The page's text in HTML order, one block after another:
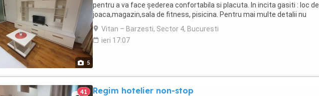
5
pentru a va face șederea confortabila si placuta. In incita gasiti : loc de
joaca,magazin,sala de fitness, pisicina. Pentru mai multe detalii nu
ezitati sa ne contactați. ...
Vitan – Barzesti, Sector 4, Bucuresti
ieri 17:07
41 Regim hotelier non-stop